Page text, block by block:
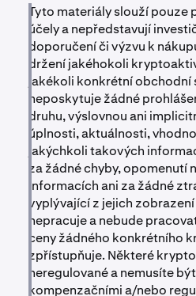
Klientům, kteří drží kterékoli z
doporučujevybrat nebo
likvidace.
automaticky zlikvidovány
tržních podmínek.
Poznámka:
V současné době má několik
nebo neaktivní trhy. V
likvidační ceny výrazně pod
cenami a v některých
minimálním nebo žádným
nedostatečné tržní likvidity
Tyto materiály slouží
účely a nepředstavují
doporučení či výzvu k
držení jakéhokoli
jakékoli konkrétní obchodní
neposkytuje žádné
druhu, výslovnou ani
úplnosti, aktuálnosti,
jakýchkoli takových
za žádné chyby, opomenutí
informacích ani za žádné
vyplývající z jejich
nepracuje a nebude
ceny žádného konkrétního
zpřístupňuje. Některé
neregulované a nemusíte
kompenzačními a/nebo